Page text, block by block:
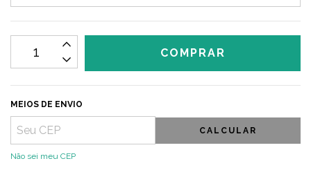
MEIOS DE ENVIO
CALCULAR
Não sei meu CEP